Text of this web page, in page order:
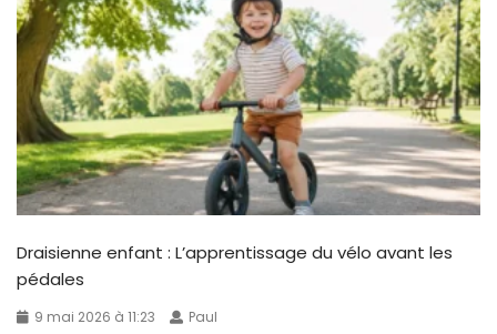
Draisienne enfant : L’apprentissage du vélo avant les
pédales
9 mai 2026 à 11:23 Paul